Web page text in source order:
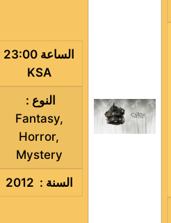
الساعة 23:00
KSA
النوع :
Fantasy,
Horror,
Mystery
السنة : 2012